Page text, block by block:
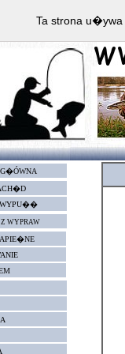
WYPRAW
Ta strona